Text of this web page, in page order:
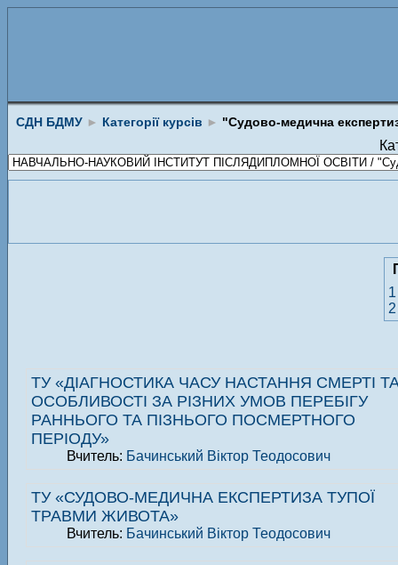
СДН БДМУ ► Категорії курсів ► "Судово-медична
ТУ «ДІАГНОСТИКА ЧАСУ НАСТАННЯ СМЕРТІ ТА
ОСОБЛИВОСТІ ЗА РІЗНИХ УМОВ ПЕРЕБІГУ
РАННЬОГО ТА ПІЗНЬОГО ПОСМЕРТНОГО
ПЕРІОДУ»
Вчитель: Бачинський Віктор Теодосович
ТУ «СУДОВО-МЕДИЧНА ЕКСПЕРТИЗА ТУПОЇ
ТРАВМИ ЖИВОТА»
Вчитель: Бачинський Віктор Теодосович